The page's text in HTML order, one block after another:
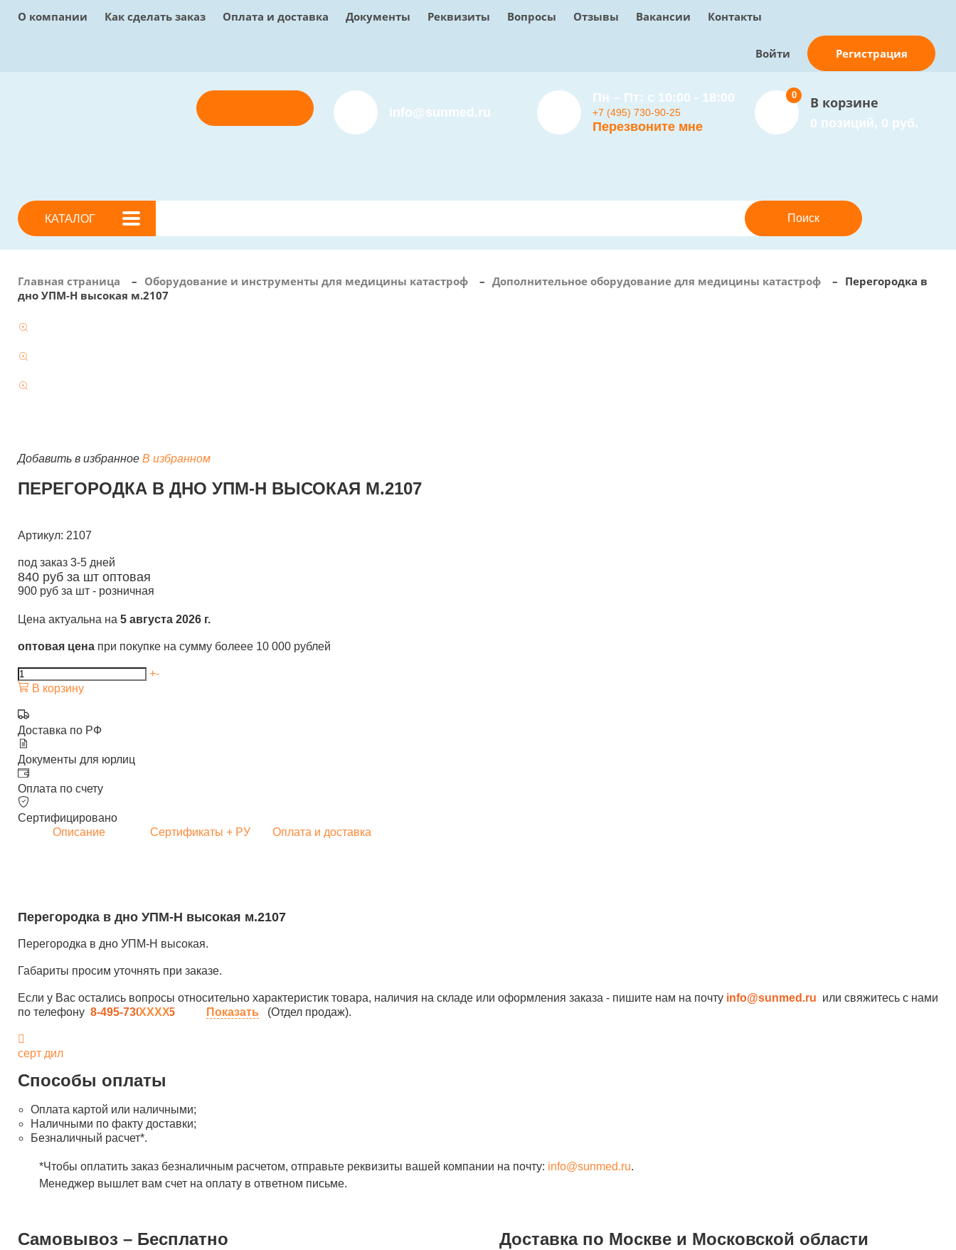
О компании Как сделать заказ Оплата и доставка Документы Реквизиты Вопросы Отзывы Вакансии Контакты
Войти Регистрация
info@sunmed.ru
Пн – Пт: с 10:00 - 18:00
+7 (495) 730-90-25
Перезвоните мне
В корзине
0 позиций, 0 руб.
0
КАТАЛОГ
Главная страница – Оборудование и инструменты для медицины катастроф – Дополнительное оборудование для медицины катастроф – Перегородка в
дно УПМ-Н высокая м.2107
Добавить в избранное В избранном
ПЕРЕГОРОДКА В ДНО УПМ-Н ВЫСОКАЯ М.2107
Артикул: 2107
под заказ 3-5 дней
840 руб за шт оптовая
900 руб за шт - розничная
Цена актуальна на 5 августа 2026 г.
оптовая цена при покупке на сумму болеее 10 000 рублей
+-
В корзину
Доставка по РФ
Документы для юрлиц
Оплата по счету
Сертифицировано
Описание
Сертификаты + РУ Оплата и доставка
Перегородка в дно УПМ-Н высокая м.2107
Перегородка в дно УПМ-Н высокая.
Габариты просим уточнять при заказе.
Если у Вас остались вопросы относительно характеристик товара, наличия на складе или оформления заказа - пишите нам на почту info@sunmed.ru или свяжитесь с нами
по телефону 8-495-730-90-25 Показать (Отдел продаж).
серт дил
Способы оплаты
Оплата картой или наличными;
Наличными по факту доставки;
Безналичный расчет*.
*Чтобы оплатить заказ безналичным расчетом, отправьте реквизиты вашей компании на почту: info@sunmed.ru.
Менеджер вышлет вам счет на оплату в ответном письме.
Самовывоз – Бесплатно Доставка по Москве и Московской области